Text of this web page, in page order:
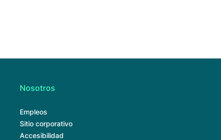
Nosotros
Empleos
Sitio corporativo
Accesibilidad